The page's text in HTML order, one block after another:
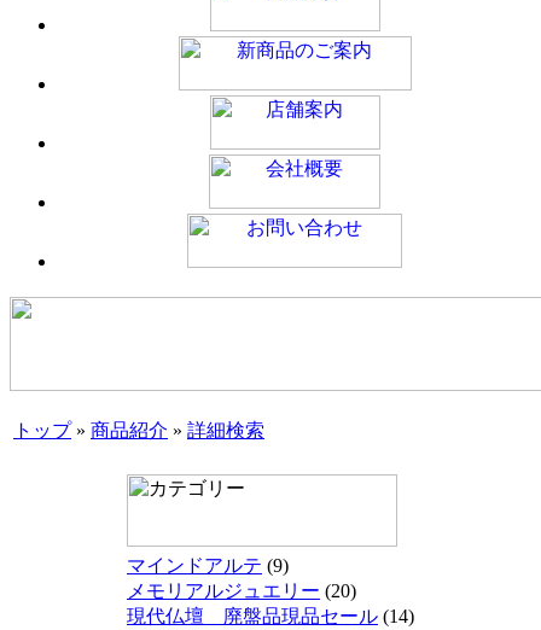
トップ» 商品紹介 » 詳細検索
マインドアルテ (9)
メモリアルジュエリー (20)
現代仏壇 廃盤品現品セール (14)